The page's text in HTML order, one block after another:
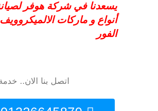
يسعدنا في شركة هوفر
أنواع و ماركات
الفور
اتصل بنا الان.. خدمة عملاء